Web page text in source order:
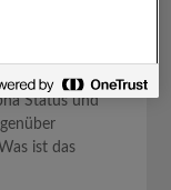
auf
Dabei ist das
Status und
ist das